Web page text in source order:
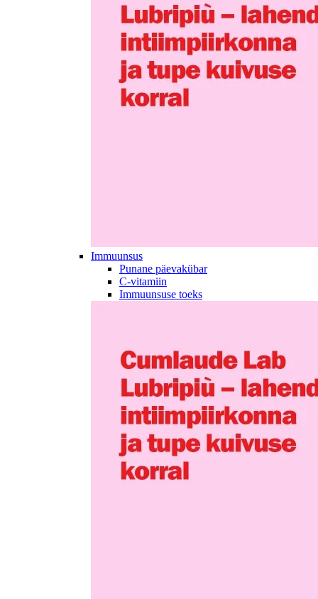
Immuunsus
Punane päevakübar
C-vitamiin
Immuunsuse toeks